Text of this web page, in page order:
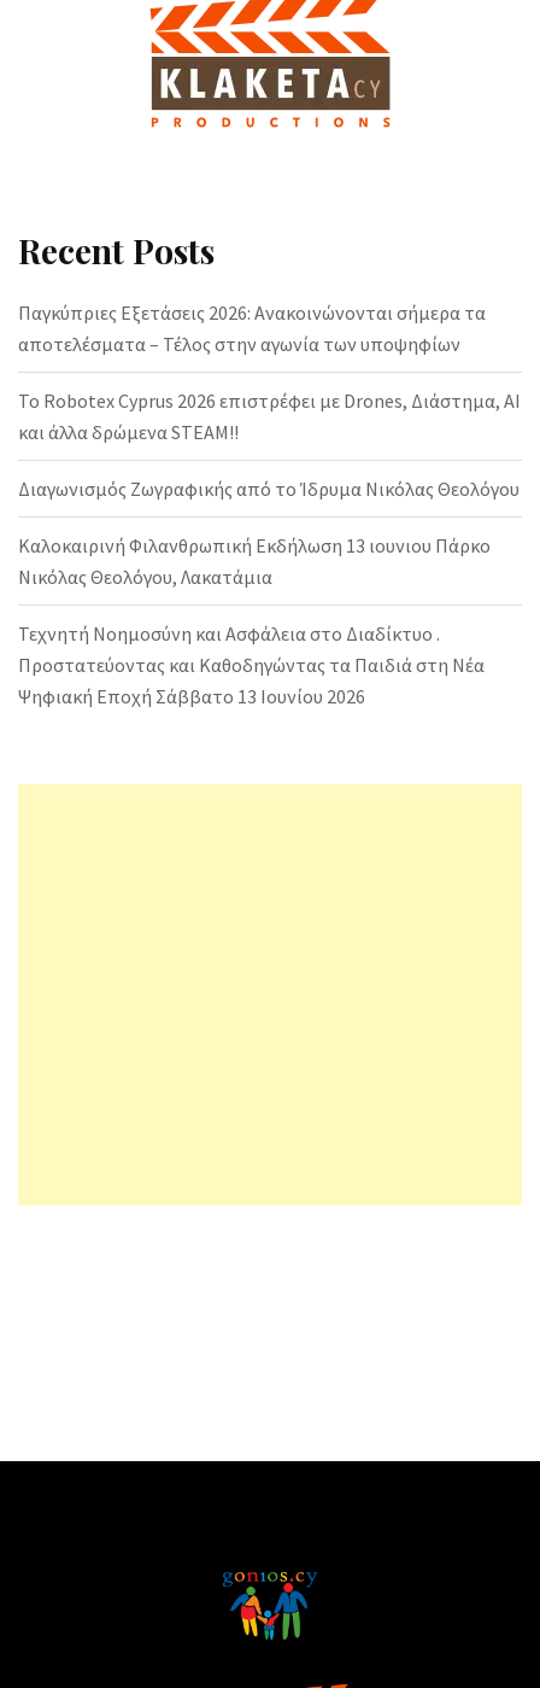
Recent Posts
Παγκύπριες Εξετάσεις 2026: Ανακοινώνονται σήμερα τα
αποτελέσματα – Τέλος στην αγωνία των υποψηφίων
Το Robotex Cyprus 2026 επιστρέφει με Drones, Διάστημα, AI
και άλλα δρώμενα STEAM!!
Διαγωνισμός Ζωγραφικής από το Ίδρυμα Νικόλας Θεολόγου
Καλοκαιρινή Φιλανθρωπική Εκδήλωση 13 ιουνιου Πάρκο
Νικόλας Θεολόγου, Λακατάμια
Τεχνητή Νοημοσύνη και Ασφάλεια στο Διαδίκτυο .
Προστατεύοντας και Καθοδηγώντας τα Παιδιά στη Νέα
Ψηφιακή Εποχή Σάββατο 13 Ιουνίου 2026